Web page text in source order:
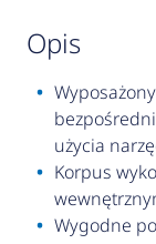
opis
użycia
Korpus
Wygodne